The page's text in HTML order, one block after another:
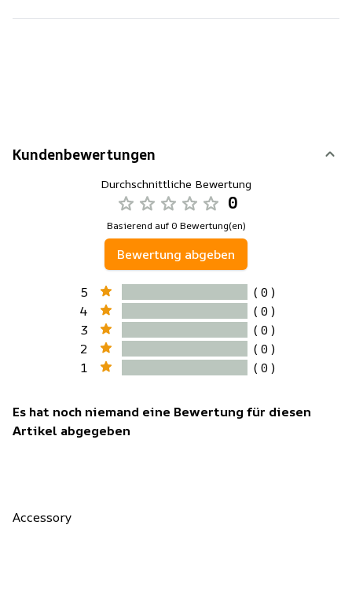
Kundenbewertungen
Durchschnittliche Bewertung
0
Basierend auf 0 Bewertung(en)
Bewertung abgeben
5
( 0 )
4
( 0 )
3
( 0 )
2
( 0 )
1
( 0 )
Es hat noch niemand eine Bewertung für diesen
Artikel abgegeben
Accessory